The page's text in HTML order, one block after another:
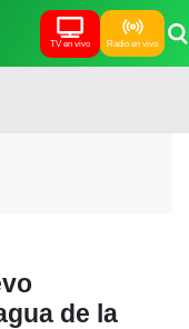
TV en vivo Radio en vivo
de la